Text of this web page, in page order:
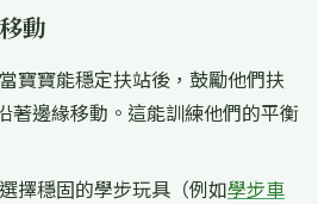
動
當寶寶能穩定扶站後，鼓勵他們扶
著邊緣移動。這能訓練他們的平衡
選擇穩固的學步玩具（例如學步車